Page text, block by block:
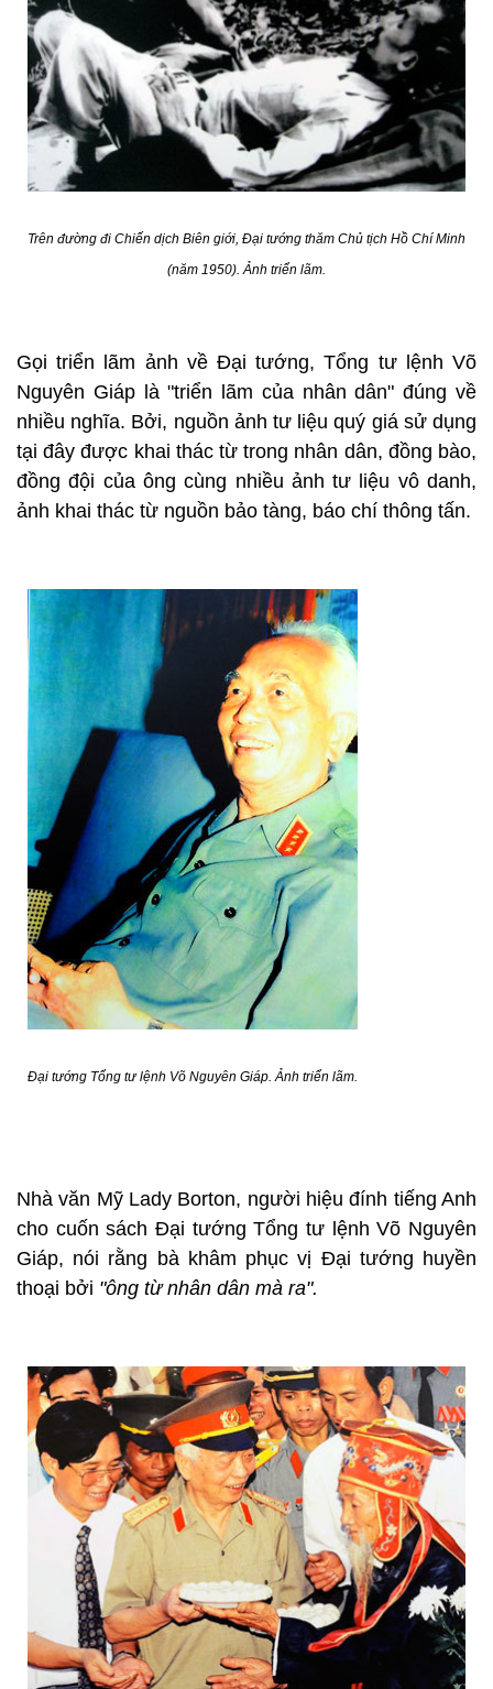
Trên đường đi Chiến dịch Biên giới, Đại tướng thăm Chủ tịch Hồ Chí Minh
(năm 1950). Ảnh triển lãm.
Gọi triển lãm ảnh về Đại tướng, Tổng tư lệnh Võ
Nguyên Giáp là "triển lãm của nhân dân" đúng về
nhiều nghĩa. Bởi, nguồn ảnh tư liệu quý giá sử dụng
tại đây được khai thác từ trong nhân dân, đồng bào,
đồng đội của ông cùng nhiều ảnh tư liệu vô danh,
ảnh khai thác từ nguồn bảo tàng, báo chí thông tấn.
Đại tướng Tổng tư lệnh Võ Nguyên Giáp. Ảnh triển lãm.
Nhà văn Mỹ Lady Borton, người hiệu đính tiếng Anh
cho cuốn sách Đại tướng Tổng tư lệnh Võ Nguyên
Giáp, nói rằng bà khâm phục vị Đại tướng huyền
thoại bởi "ông từ nhân dân mà ra".